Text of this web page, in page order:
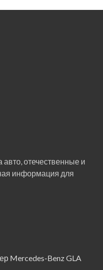
отечественные и
информация для
Mercedes-Benz GLA